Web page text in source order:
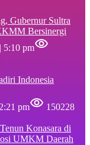
Gubernur Sultra
Bersinergi
5:10 pm
Indonesia
pm
150228
Konasara di
UMKM Daerah